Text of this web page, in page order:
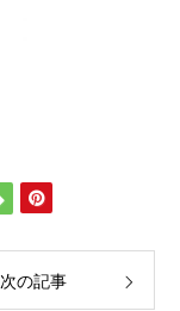
次の記事